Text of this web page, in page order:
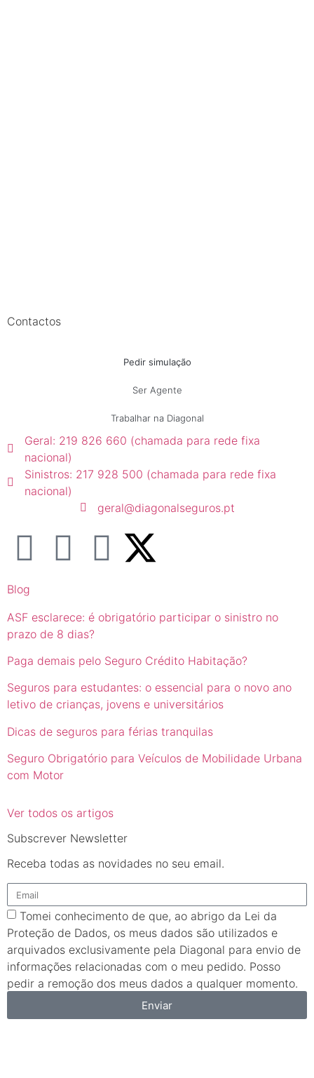
Contactos
Pedir simulação
Ser Agente
Trabalhar na Diagonal
Geral: 219 826 660 (chamada para rede fixa
nacional)
Sinistros: 217 928 500 (chamada para rede fixa
nacional)
geral@diagonalseguros.pt
Blog
ASF esclarece: é obrigatório participar o sinistro no
prazo de 8 dias?
Paga demais pelo Seguro Crédito Habitação?
Seguros para estudantes: o essencial para o novo ano
letivo de crianças, jovens e universitários
Dicas de seguros para férias tranquilas
Seguro Obrigatório para Veículos de Mobilidade Urbana
com Motor
Ver todos os artigos
Subscrever Newsletter
Receba todas as novidades no seu email.
Tomei conhecimento de que, ao abrigo da Lei da
Proteção de Dados, os meus dados são utilizados e
arquivados exclusivamente pela Diagonal para envio de
informações relacionadas com o meu pedido. Posso
pedir a remoção dos meus dados a qualquer momento.
Enviar